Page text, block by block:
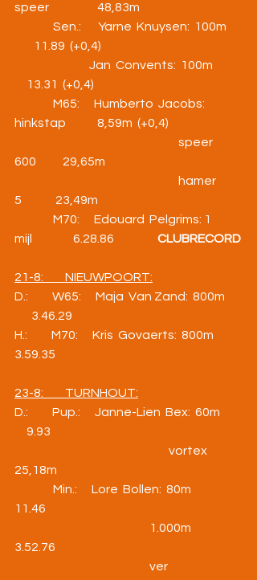
speer                    48,83m
Sen.:       Yarne  Knuysen:  100m
11.89  (+0,4)
Jan  Convents:  100m
13.31  (+0,4)
M65:      Humberto  Jacobs:
hinkstap             8,59m  (+0,4)
speer
600           29,65m
hamer
5              23,49m
M70:      Edouard  Pelgrims: 1
mijl                 6.28.86 CLUBRECORD
21-8:         NIEUWPOORT:
D.:          W65:      Maja  Van Zand:  800m
3.46.29
H.:          M70:      Kris  Govaerts:  800m
3.59.35
23-8:         TURNHOUT:
D.:          Pup.:      Janne-Lien  Bex:  60m
9.93
vortex
25,18m
Min.:      Lore  Bollen:  80m
11.46
1.000m
3.52.76
ver